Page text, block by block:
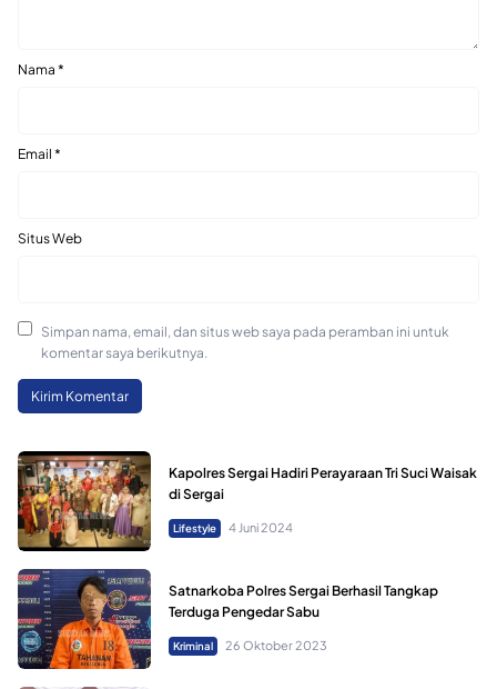
Nama *
Email *
Situs Web
Simpan nama, email, dan situs web saya pada peramban ini untuk
komentar saya berikutnya.
Kapolres Sergai Hadiri Perayaraan Tri Suci Waisak
di Sergai
Lifestyle 4 Juni 2024
Satnarkoba Polres Sergai Berhasil Tangkap
Terduga Pengedar Sabu
Kriminal 26 Oktober 2023